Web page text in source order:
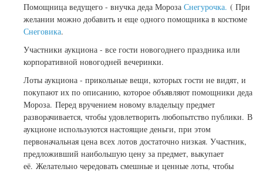
Помощница ведущего - внучка деда Мороза Снегурочка. ( При
желании можно добавить и еще одного помощника в костюме
Снеговика.
Участники аукциона - все гости новогоднего праздника или
корпоративной новогодней вечеринки.
Лоты аукциона - прикольные вещи, которых гости не видят, и
покупают их по описанию, которое объявляют помощники деда
Мороза. Перед вручением новому владельцу предмет
разворачивается, чтобы удовлетворить любопытство публики. В
аукционе используются настоящие деньги, при этом
первоначальная цена всех лотов достаточно низкая. Участник,
предложивший наибольшую цену за предмет, выкупает
её. Желательно чередовать смешные и ценные лоты, чтобы